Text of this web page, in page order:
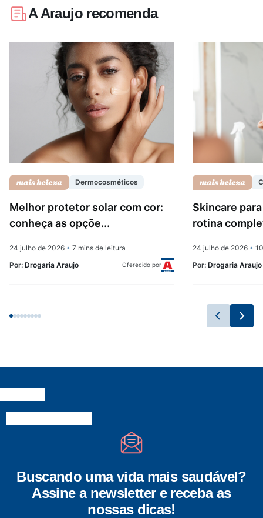
A Araujo recomenda
Dermocosméticos
Melhor protetor solar com cor:
conheça as opçõe...
24 julho de 2026 • 7 mins de leitura
Por: Drogaria Araujo Oferecido por
Skincare
rotina
24 julho de 2026 •
Por: Drogaria Araujo
Buscando uma vida mais saudável?
Assine a newsletter e receba as
nossas dicas!